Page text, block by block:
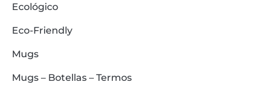
Ecológico
Eco-Friendly
Mugs
Mugs – Botellas – Termos